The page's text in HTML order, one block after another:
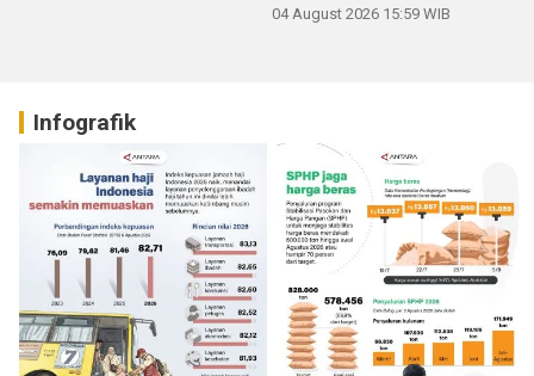
04 August 2026 15:59 WIB
Infografik